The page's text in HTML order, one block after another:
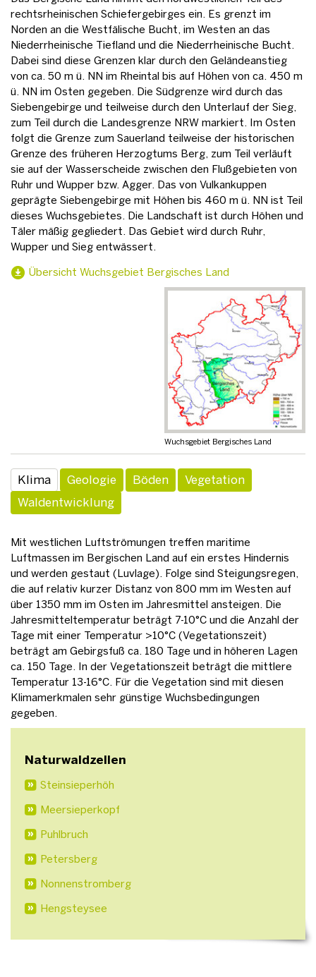
rechtsrheinischen Schiefergebirges ein. Es grenzt im
Norden an die Westfälische Bucht, im Westen an das
Niederrheinische Tiefland und die Niederrheinische Bucht.
Dabei sind diese Grenzen klar durch den Geländeanstieg
von ca. 50 m ü. NN im Rheintal bis auf Höhen von ca. 450 m
ü. NN im Osten gegeben. Die Südgrenze wird durch das
Siebengebirge und teilweise durch den Unterlauf der Sieg,
zum Teil durch die Landesgrenze NRW markiert. Im Osten
folgt die Grenze zum Sauerland teilweise der historischen
Grenze des früheren Herzogtums Berg, zum Teil verläuft
sie auf der Wasserscheide zwischen den Flußgebieten von
Ruhr und Wupper bzw. Agger. Das von Vulkankuppen
geprägte Siebengebirge mit Höhen bis 460 m ü. NN ist Teil
dieses Wuchsgebietes. Die Landschaft ist durch Höhen und
Täler mäßig gegliedert. Das Gebiet wird durch Ruhr,
Wupper und Sieg entwässert.
Übersicht Wuchsgebiet Bergisches Land
Wuchsgebiet Bergisches Land
Klima Geologie Böden
Vegetation
Waldentwicklung
Mit westlichen Luftströmungen treffen maritime
Luftmassen im Bergischen Land auf ein erstes Hindernis
und werden gestaut (Luvlage). Folge sind Steigungsregen,
die auf relativ kurzer Distanz von 800 mm im Westen auf
über 1350 mm im Osten im Jahresmittel ansteigen. Die
Jahresmitteltemperatur beträgt 7-10°C und die Anzahl der
Tage mit einer Temperatur >10°C (Vegetationszeit)
beträgt am Gebirgsfuß ca. 180 Tage und in höheren Lagen
ca. 150 Tage. In der Vegetationszeit beträgt die mittlere
Temperatur 13-16°C. Für die Vegetation sind mit diesen
Klimamerkmalen sehr günstige Wuchsbedingungen
gegeben.
Naturwaldzellen
Steinsieperhöh
Meersieperkopf
Puhlbruch
Petersberg
Nonnenstromberg
Hengsteysee